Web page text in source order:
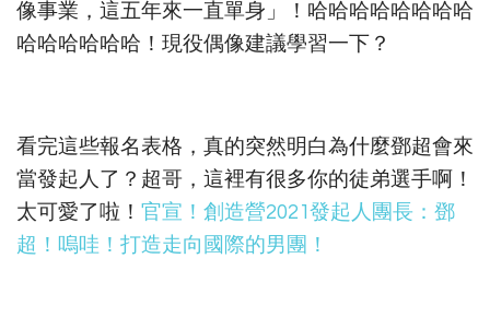
像事業，這五年來一直單身」！哈哈哈哈哈哈哈哈
哈哈哈哈哈哈！現役偶像建議學習一下？
看完這些報名表格，真的突然明白為什麼鄧超會來
當發起人了？超哥，這裡有很多你的徒弟選手啊！
太可愛了啦！ 官宣！創造營2021發起人團長：鄧
超！嗚哇！打造走向國際的男團！